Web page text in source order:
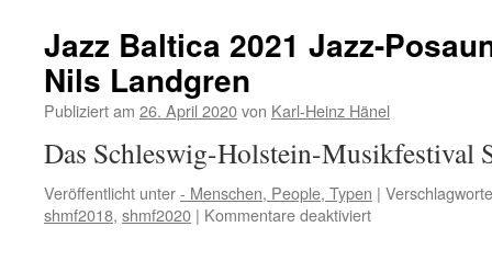
2024
Gollan,
Anspruchsvolle
Jazz Baltica 2021 Jazz-
Nils Landgren
Publiziert am 26. April 2020von Karl-Heinz Hänel
Das Schleswig-Holstein-
Veröffentlicht unter- Menschen, People, Typen |
shmf2018, shmf2020 | Kommentare deaktiviertfür